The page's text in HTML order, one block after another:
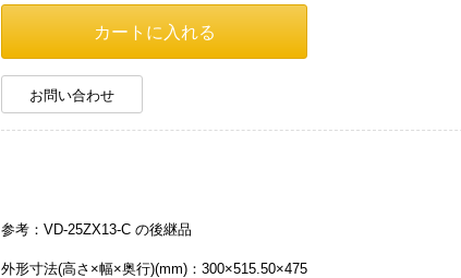
お問い合わせ
参考：VD-25ZX13-C の後継品
外形寸法(高さ×幅×奥行)(mm)：300×515.50×475